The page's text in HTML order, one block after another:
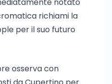
richiami la
per il suo futuro
osserva con